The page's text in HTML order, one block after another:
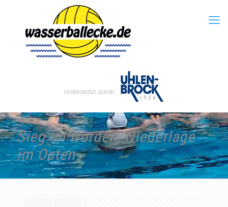
Sieg im Norden, Niederlage
im Osten